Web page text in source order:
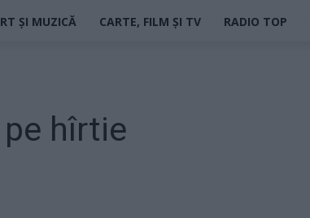
ȘI MUZICĂ CARTE, FILM ȘI TV RADIO TOP
hîrtie